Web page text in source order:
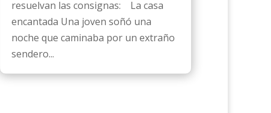
resuelvan las consignas: La casa
encantada Una joven soñó una
noche que caminaba por un extraño
sendero...